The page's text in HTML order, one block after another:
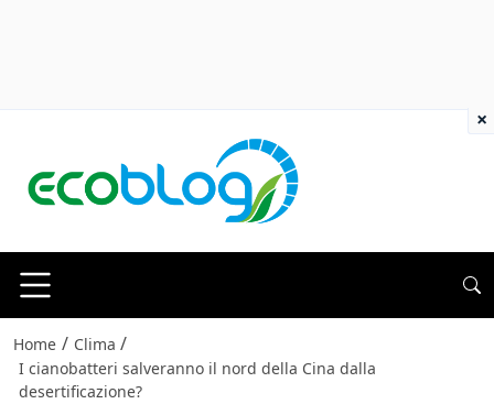
Home / Clima /
I cianobatteri salveranno il nord della Cina dalla
desertificazione?
×